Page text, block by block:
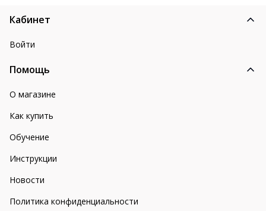
Кабинет
Войти
Помощь
О магазине
Как купить
Обучение
Инструкции
Новости
Политика конфиденциальности